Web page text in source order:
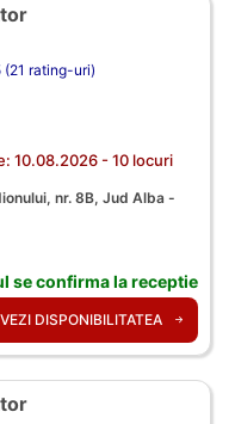
(21 rating-uri)
10.08.2026 - 10 locuri
nr. 8B, Jud Alba -
se confirma la receptie
VEZI DISPONIBILITATEA